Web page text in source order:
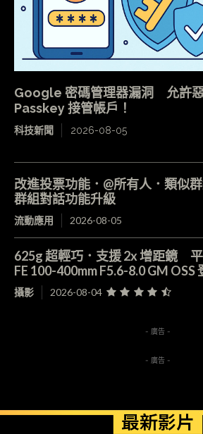
Google 密碼管理器漏洞 允許
Passkey 接管帳戶！
科技新聞 2026-08-05
改進投票功能．@所有人．類
群組對話功能升級
流動應用 2026-08-05
625g 超輕巧．支援 2x 增距鏡
FE 100-400mm F5.6-8.0 GM OSS
攝影 2026-08-04
- 廣告 -
- 廣告 -
最新影片